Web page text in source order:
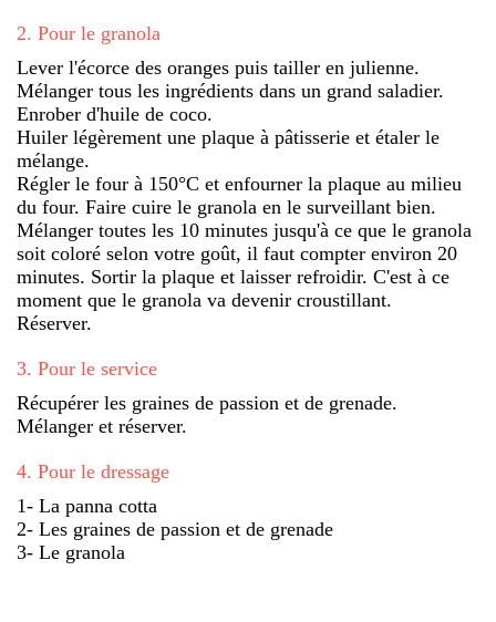
2. Pour le granola
Lever l'écorce des oranges puis tailler en julienne.
Mélanger tous les ingrédients dans un grand saladier.
Enrober d'huile de coco.
Huiler légèrement une plaque à pâtisserie et étaler le
mélange.
Régler le four à 150°C et enfourner la plaque au milieu
du four. Faire cuire le granola en le surveillant bien.
Mélanger toutes les 10 minutes jusqu'à ce que le granola
soit coloré selon votre goût, il faut compter environ 20
minutes. Sortir la plaque et laisser refroidir. C'est à ce
moment que le granola va devenir croustillant.
Réserver.
3. Pour le service
Récupérer les graines de passion et de grenade.
Mélanger et réserver.
4. Pour le dressage
1- La panna cotta
2- Les graines de passion et de grenade
3- Le granola